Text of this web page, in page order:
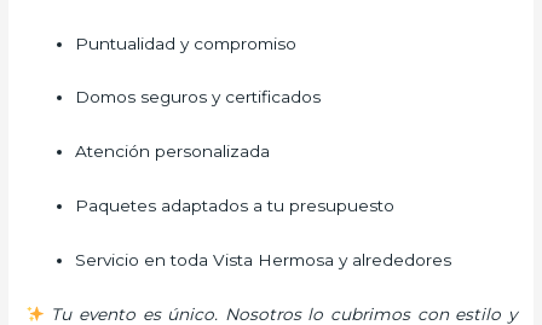
Puntualidad y compromiso
Domos seguros y certificados
Atención personalizada
Paquetes adaptados a tu presupuesto
Servicio en toda Vista Hermosa y alrededores
Tu evento es único. Nosotros lo cubrimos con estilo y